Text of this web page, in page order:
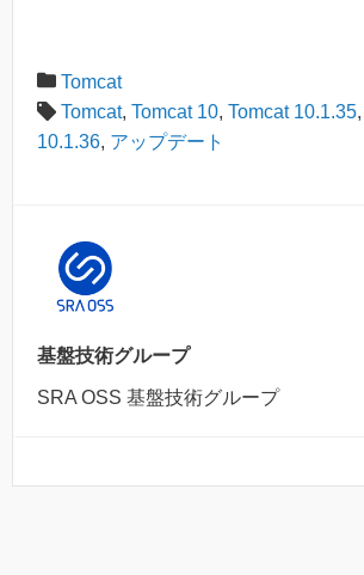
Tomcat
Tomcat, Tomcat 10, Tomcat 10.1.35,
10.1.36, アップデート
基盤技術グループ
SRA OSS 基盤技術グループ